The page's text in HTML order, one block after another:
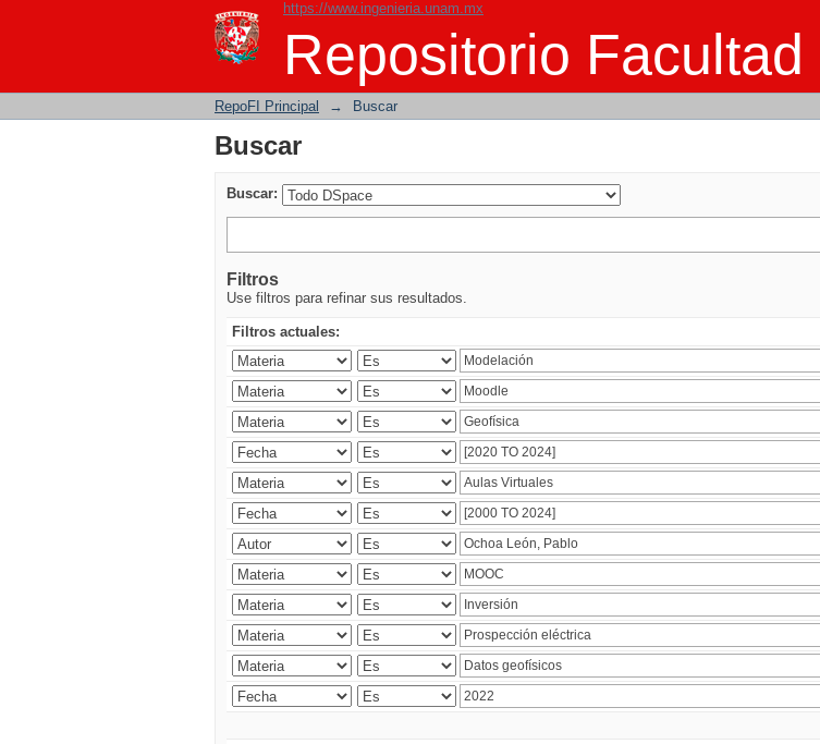
https://www.ingenieria.unam.mx
Repositorio
Buscar
RepoFI Principal → Buscar
Buscar
Buscar:
Filtros
Use filtros para refinar sus resultados.
Filtros actuales: